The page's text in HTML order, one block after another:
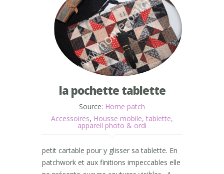
la pochette tablette
Source: Home patch
Accessoires, Housse mobile, tablette,
appareil photo & ordi
petit cartable pour y glisser sa tablette. En
patchwork et aux finitions impeccables elle